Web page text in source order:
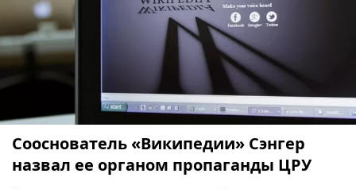
Сооснователь «Википедии» Сэнгер
назвал ее органом пропаганды ЦРУ